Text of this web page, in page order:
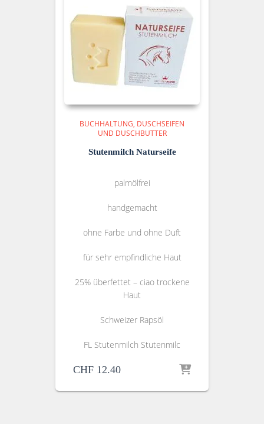
BUCHHALTUNG DUSCHSEIFEN
UND DUSCHBUTTER
Stutenmilch Naturseife
palmölfrei
handgemacht
ohne Farbe und ohne Duft
für sehr empfindliche Haut
25% überfettet – ciao trockene
Haut
Schweizer Rapsöl
FL Stutenmilch Stutenmilc
CHF 12.40